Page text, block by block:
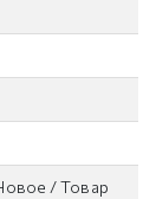
/ Товар